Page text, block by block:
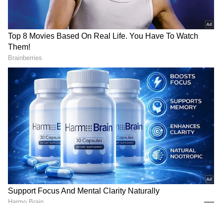
Related Articles
ನಂಬಿದವರಿಂದಲೇ ಹೆಚ್ಚು ನೋವು ಅನುಭವಿಸುವ 6
ರಾಶಿಗಳು ಇವೆಯಂತೆ!
ಸಾವಿನ ನಂತರ ಆತ್ಮದ 13 ದಿನಗಳ ನಿಗೂಢ ಪಯಣ
ಹೇಗಿರುತ್ತೆ; ಗರುಡ ಪುರಾಣ ಏನು ಹೇಳುತ್ತೆ?
DOWNLOAD APP